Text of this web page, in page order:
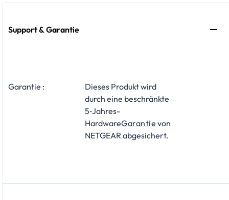
Support & Garantie
Garantie :
Dieses Produkt wird
durch eine beschränkte
5‑Jahres-
HardwareGarantie von
NETGEAR abgesichert.